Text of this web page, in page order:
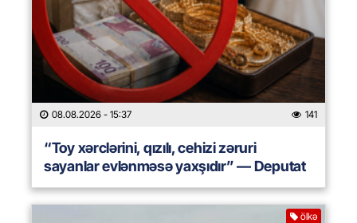
08.08.2026 - 15:37 141
“Toy xərclərini, qızılı, cehizi zəruri
sayanlar evlənməsə yaxşıdır” — Deputat
ölkə